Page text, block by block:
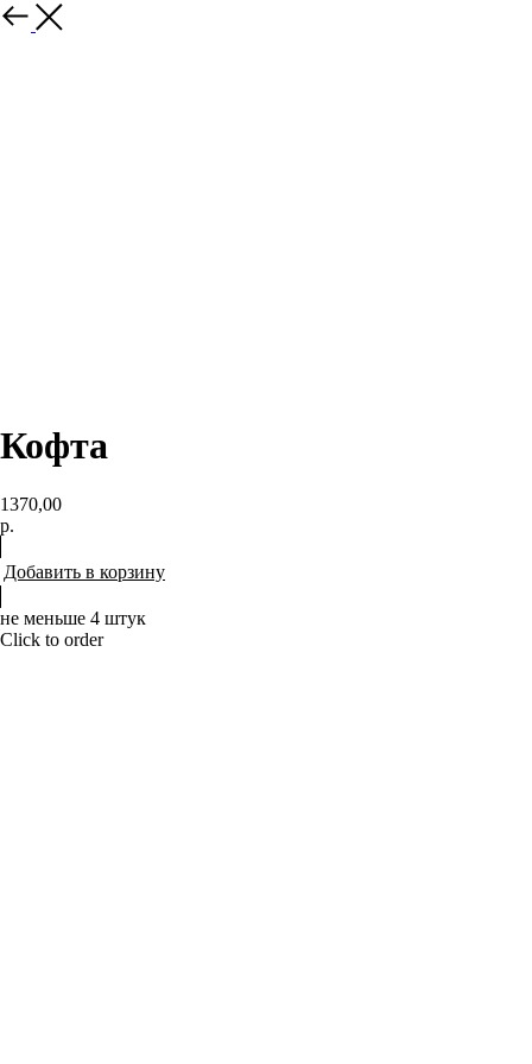
назад
Кофта
1370,00
р.
Добавить в корзину
не меньше 4 штук
Click to order